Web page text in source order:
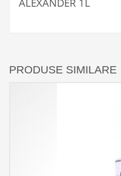
ALEXANDER 1L
PRODUSE SIMILARE